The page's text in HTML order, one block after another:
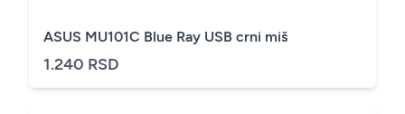
ASUS MU101C Blue Ray USB crni miš
1.240 RSD